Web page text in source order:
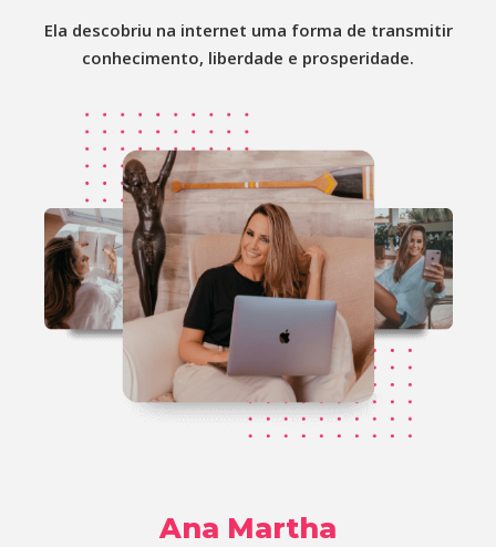
Ela descobriu na internet uma forma de transmitir
conhecimento, liberdade e prosperidade.
Ana Martha